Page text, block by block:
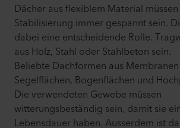
Dächer aus flexiblem Material
Stabilisierung immer gespannt sein.
dabei eine entscheidende Rolle.
aus Holz, Stahl oder Stahlbeton sein.
Beliebte Dachformen aus
Segelflächen, Bogenflächen und
Die verwendeten Gewebe müssen
witterungsbeständig sein, damit sie
Lebensdauer haben. Ausserdem ist